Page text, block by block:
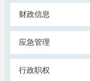
财政信息
应急管理
行政职权